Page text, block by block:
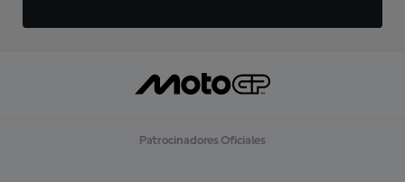
Patrocinadores Oficiales